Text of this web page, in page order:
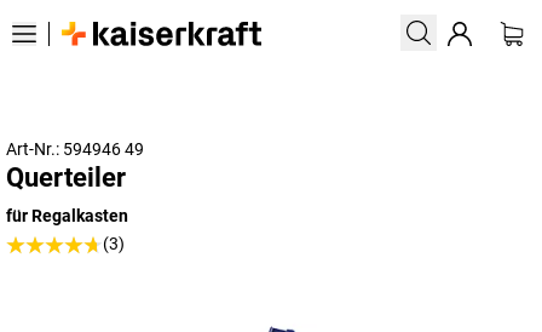
Art-Nr.: 594946 49
Querteiler
für Regalkasten
(3)